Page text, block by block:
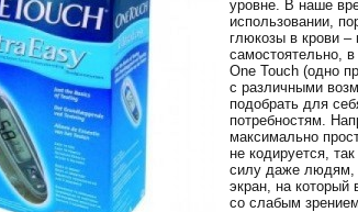
уровне. В наше
использовании,
глюкозы в крови
самостоятельно,
One Touch (одно
с различными
подобрать для
потребностям.
максимально
не кодируется,
силу даже людям,
экран, на
со слабым